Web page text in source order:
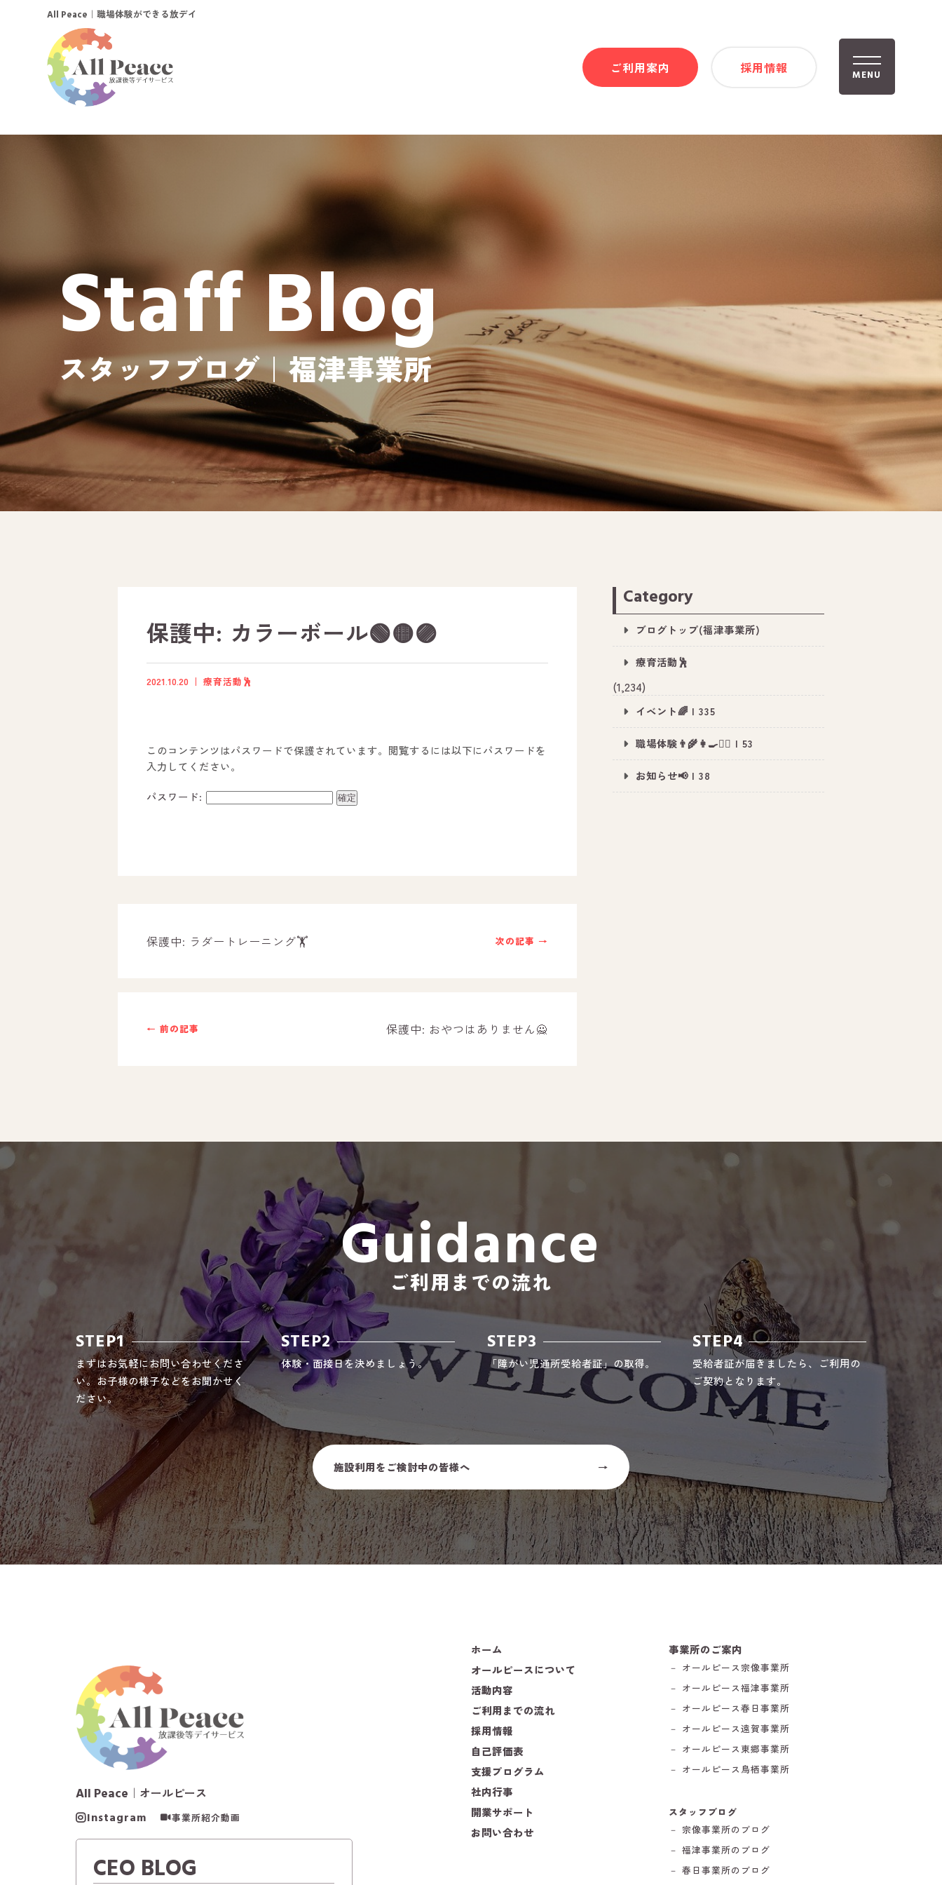
MENU
活動内容
社内行事
－ 春日事業所のブログ
－ 遠賀事業所のブログ
－ 東郷事業所のブログ
－ 鳥栖事業所のブログ
All Peace ｜職場体験ができる放デイ
ご利用案内 採用情報
Staff Blog
スタッフブログ｜福津事業所
保護中: カラーボール🟢🟡🟣
2021.10.20 療育活動🕺
このコンテンツはパスワードで保護されています。閲覧するには以下にパスワードを
入力してください。
パスワード:
次の記事 →
保護中: ラダートレーニング🏋️
← 前の記事 保護中: おやつはありません🙅
Category
ブログトップ(福津事業所)
療育活動🕺
(1,234)
イベント🌈 | 335
職場体験👨‍🌾👩‍🍳👮‍♂️ | 53
お知らせ📢 | 38
Guidance
ご利用までの流れ
STEP1
まずはお気軽にお問い合わせくださ
い。お子様の様子などをお聞かせく
ださい。
STEP2
体験・面接日を決めましょう。
STEP3
「障がい児通所受給者証」の取得。
STEP4
受給者証が届きましたら、ご利用の
ご契約となります。
施設利用をご検討中の皆様へ
All Peace ｜オールピース
Instagram 事業所紹介動画
CEO BLOG
ホーム
オールピースについて
活動内容
ご利用までの流れ
採用情報
自己評価表
支援プログラム
社内行事
開業サポート
お問い合わせ
事業所のご案内
－ オールピース宗像事業所
－ オールピース福津事業所
－ オールピース春日事業所
－ オールピース遠賀事業所
－ オールピース東郷事業所
－ オールピース鳥栖事業所
スタッフブログ
－ 宗像事業所のブログ
－ 福津事業所のブログ
－ 春日事業所のブログ